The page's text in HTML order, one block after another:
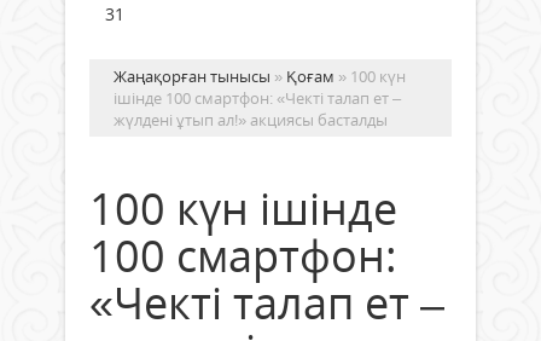
31
Жаңақорған тынысы » Қоғам » 100 күн
ішінде 100 смартфон: «Чекті талап ет –
жүлдені ұтып ал!» акциясы басталды
100 күн ішінде
100 смартфон:
«Чекті талап ет –